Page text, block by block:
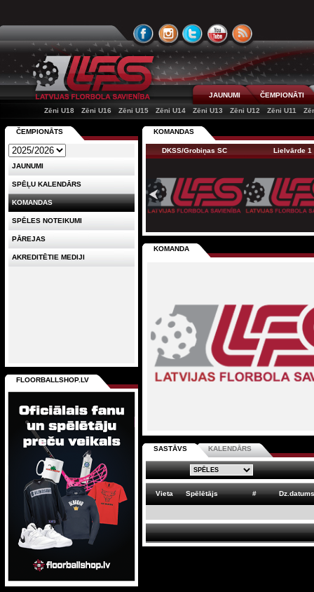
JAUNUMI
ČEMPIONĀTI
Zēni U18
Zēni U16 Zēni U15 Zēni U14 Zēni U13 Zēni U12 Zēni U11
KOMANDAS
DKSS/Grobiņas SC Lielvārde 1
KOMANDA
SASTĀVS KALENDĀRS
Vieta Spēlētājs # Dz.datums
ČEMPIONĀTS
JAUNUMI
SPĒĻU KALENDĀRS
KOMANDAS
SPĒLES NOTEIKUMI
PĀREJAS
AKREDITĒTIE MEDIJI
FLOORBALLSHOP.LV